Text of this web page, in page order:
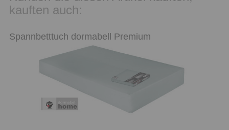
kauften auch:
Spannbetttuch dormabell Premium